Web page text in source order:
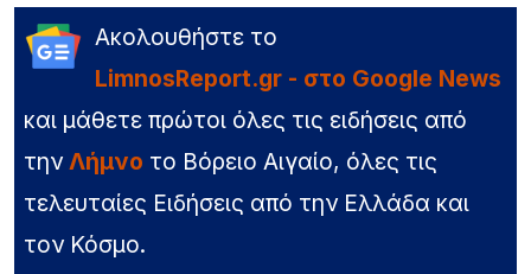
Ακολουθήστε το
LimnosReport.gr - στο Google News
και μάθετε πρώτοι όλες τις ειδήσεις από
την Λήμνο το Βόρειο Αιγαίο, όλες τις
τελευταίες Ειδήσεις από την Ελλάδα και
τον Κόσμο.